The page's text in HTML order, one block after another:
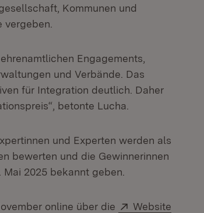
Kommunen und
Engagements,
und Verbände. Das
für Integration deutlich. Daher
betonte Lucha.
und Experten werden als
bewerten und die Gewinnerinnen
2025 bekannt geben.
online über die Extern:
Website